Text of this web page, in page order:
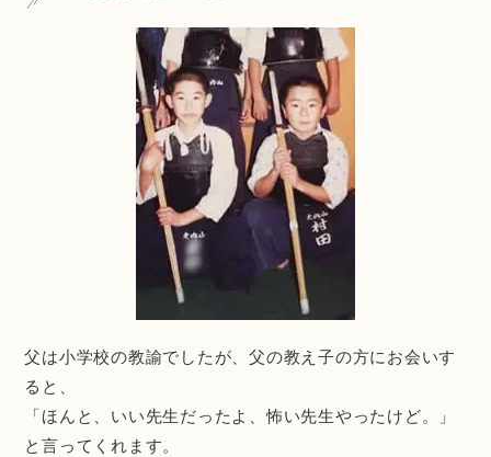
父は小学校の教諭でしたが、父の教え子の方にお会いす
ると、
「ほんと、いい先生だったよ、怖い先生やったけど。」
と言ってくれます。